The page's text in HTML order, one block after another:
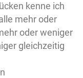
kenne ich
mehr oder
oder weniger
gleichzeitig